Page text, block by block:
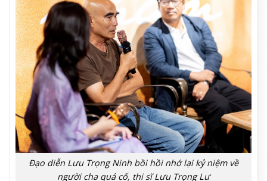
Đạo diễn Lưu Trọng Ninh bồi hồi nhớ lại kỷ niệm về
người cha quá cố, thi sĩ Lưu Trọng Lư